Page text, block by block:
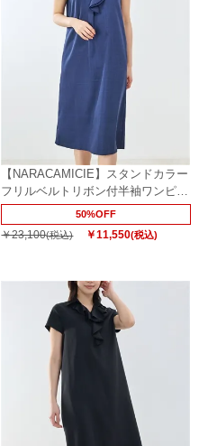
【NARACAMICIE】スタンドカラー
フリルベルトリボン付半袖ワンピー
ス
50%OFF
￥23,100(税込) ￥11,550(税込)